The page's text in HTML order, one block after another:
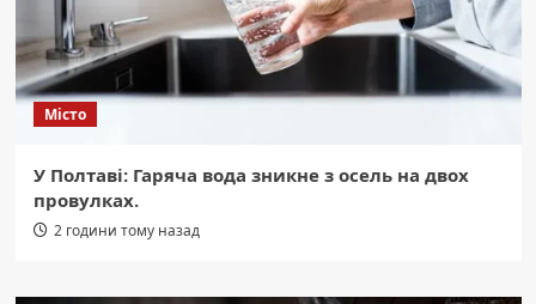
Місто
У Полтаві: Гаряча вода зникне з осель на двох
провулках.
2 години тому назад